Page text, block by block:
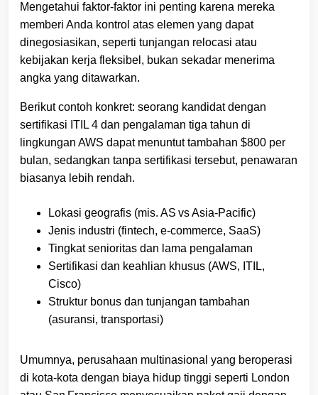
Mengetahui faktor‑faktor ini penting karena mereka
memberi Anda kontrol atas elemen yang dapat
dinegosiasikan, seperti tunjangan relocasi atau
kebijakan kerja fleksibel, bukan sekadar menerima
angka yang ditawarkan.
Berikut contoh konkret: seorang kandidat dengan
sertifikasi ITIL 4 dan pengalaman tiga tahun di
lingkungan AWS dapat menuntut tambahan $800 per
bulan, sedangkan tanpa sertifikasi tersebut, penawaran
biasanya lebih rendah.
Lokasi geografis (mis. AS vs Asia‑Pacific)
Jenis industri (fintech, e‑commerce, SaaS)
Tingkat senioritas dan lama pengalaman
Sertifikasi dan keahlian khusus (AWS, ITIL,
Cisco)
Struktur bonus dan tunjangan tambahan
(asuransi, transportasi)
Umumnya, perusahaan multinasional yang beroperasi
di kota‑kota dengan biaya hidup tinggi seperti London